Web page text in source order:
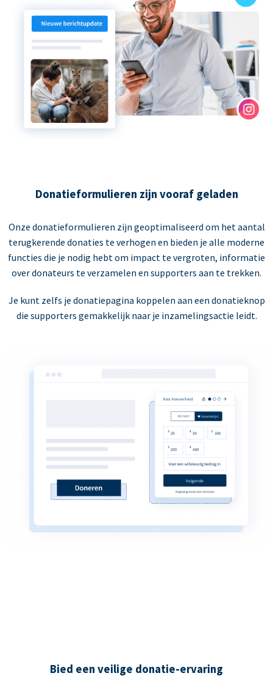
Donatieformulieren zijn vooraf geladen
Onze donatieformulieren zijn geoptimaliseerd om het aantal
terugkerende donaties te verhogen en bieden je alle moderne
functies die je nodig hebt om impact te vergroten, informatie
over donateurs te verzamelen en supporters aan te trekken.
Je kunt zelfs je donatiepagina koppelen aan een donatieknop
die supporters gemakkelijk naar je inzamelingsactie leidt.
Bied een veilige donatie-ervaring